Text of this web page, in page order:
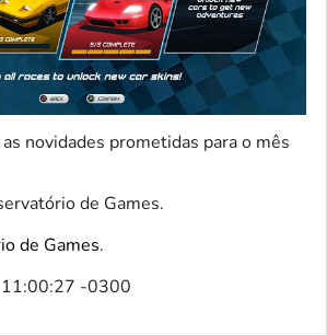
novidades prometidas para o mês
de Games.
de Games.
-0300